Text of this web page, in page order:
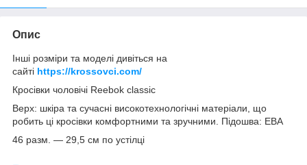
Опис
Інші розміри та моделі дивіться на
сайті https://krossovci.com/
Кросівки чоловічі Reebok classic
Верх: шкіра та сучасні високотехнологічні матеріали, що
робить ці кросівки комфортними та зручними. Підошва: ЕВА
46 разм. — 29,5 см по устілці